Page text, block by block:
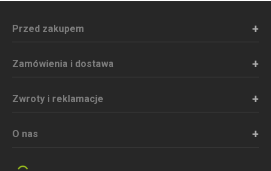
Przed zakupem
Zamówienia i dostawa
Zwroty i reklamacje
O nas